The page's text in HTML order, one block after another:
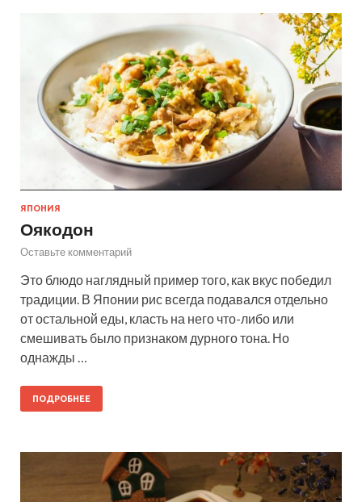
ЯПОНИЯ
Оякодон
Оставьте комментарий
Это блюдо наглядный пример того, как вкус победил
традиции. В Японии рис всегда подавался отдельно
от остальной еды, класть на него что-либо или
смешивать было признаком дурного тона. Но
однажды …
ПОДРОБНЕЕ